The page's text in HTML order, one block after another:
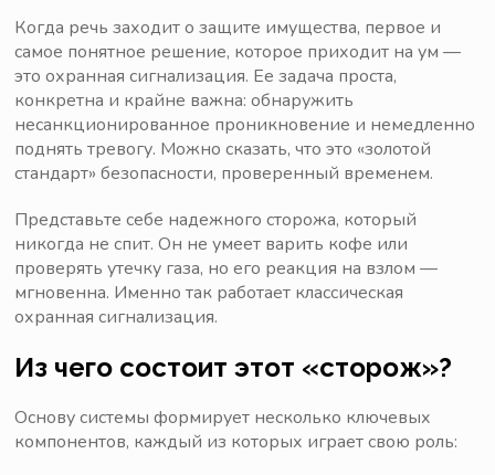
Когда речь заходит о защите имущества, первое и
самое понятное решение, которое приходит на ум —
это охранная сигнализация. Ее задача проста,
конкретна и крайне важна: обнаружить
несанкционированное проникновение и немедленно
поднять тревогу. Можно сказать, что это «золотой
стандарт» безопасности, проверенный временем.
Представьте себе надежного сторожа, который
никогда не спит. Он не умеет варить кофе или
проверять утечку газа, но его реакция на взлом —
мгновенна. Именно так работает классическая
охранная сигнализация.
Из чего состоит этот «сторож»?
Основу системы формирует несколько ключевых
компонентов, каждый из которых играет свою роль: